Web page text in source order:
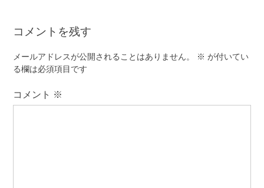
ー
シ
ョ
コメントを残す
メールアドレスが公開されることはありません。 ※ が付いてい
る欄は必須項目です
コメント ※